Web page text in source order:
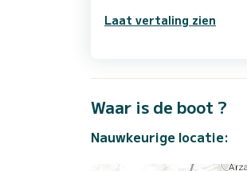
Laat vertaling zien
Waar is de boot ?
Nauwkeurige locatie: